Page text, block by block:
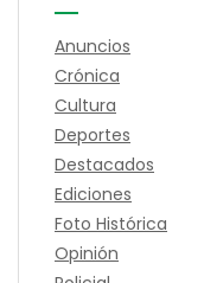
Anuncios
Crónica
Cultura
Deportes
Destacados
Ediciones
Foto Histórica
Opinión